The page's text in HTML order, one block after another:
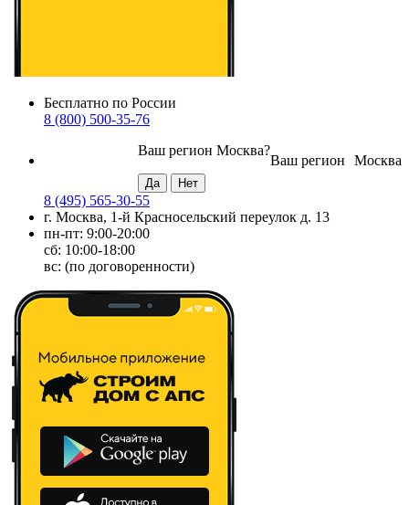
Бесплатно по России
8 (800) 500-35-76
Москва
Ваш регион
Ваш регион Москва?
8 (495) 565-30-55
г. Москва, 1-й Красносельский переулок д. 13
пн-пт: 9:00-20:00
сб: 10:00-18:00
вс: (по договоренности)